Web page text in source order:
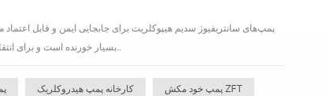
پمپ‌های سانتریفیوژ سدیم هیپوکلریت برای جابجایی ایمن و قابل
بسیار خورنده است و برای انتقال ایمن به تجهیزات تخصصی نیاز دارد. پمپ گریز از مرکز هیپوکلریت سدیم جریان کارآمد، عملکرد بدون نشت و دو...
کارخانه پمپ هیدروکلریک پمپ خود مکش ZFT